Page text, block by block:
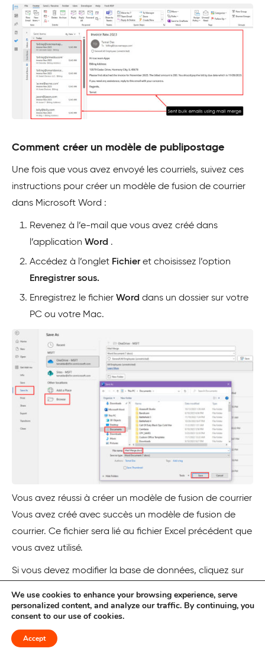
Comment créer un modèle de publipostage
Une fois que vous avez envoyé les courriels, suivez ces
instructions pour créer un modèle de fusion de courrier
dans Microsoft Word :
Revenez à l’e-mail que vous avez créé dans
l’application Word .
Accédez à l’onglet Fichieret choisissez l’option
Enregistrer sous.
Enregistrez le fichier Word dans un dossier sur votre
PC ou votre Mac.
Vous avez réussi à créer un modèle de fusion de courrier
Vous avez créé avec succès un modèle de fusion de
courrier. Ce fichier sera lié au fichier Excel précédent que
vous avez utilisé.
Si vous devez modifier la base de données, cliquez sur
de données.
s’ouvrira dans la mise en page
We use cookies to enhance your browsing experience, serve
personalized content, and analyze our traffic. By continuing, you
consent to our use of cookies.
Accept